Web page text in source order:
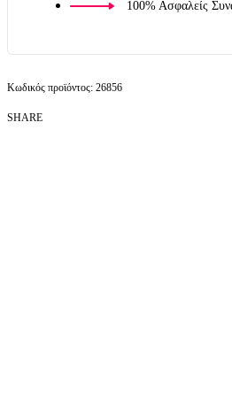
100% Ασφαλείς
26856
SHARE